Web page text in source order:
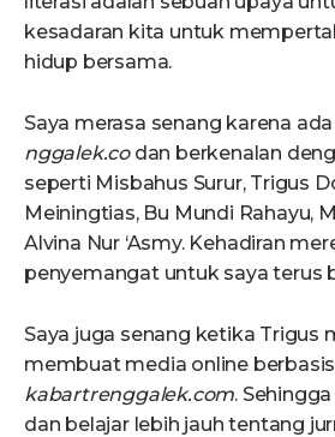
kesadaran kita untuk
hidup bersama.
Saya merasa senang karena
nggalek.codan berkenalan
seperti Misbahus Surur, Trigus
Meiningtias, Bu Mundi Rahayu,
Alvina Nur ‘Asmy. Kehadiran
penyemangat untuk saya terus
Saya juga senang ketika Trigus
membuat media online
kabartrenggalek.com.
dan belajar lebih jauh tentang